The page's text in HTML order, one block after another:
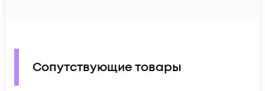
Сопутствующие товары